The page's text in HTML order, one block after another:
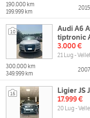
190.000 km
199.999 km
2015
10
Audi A6
tiptronic
3.000 €
21 Lug -
300.000 km
349.999 km
2007
15
Ligier JS
17.999 €
20 Lug -